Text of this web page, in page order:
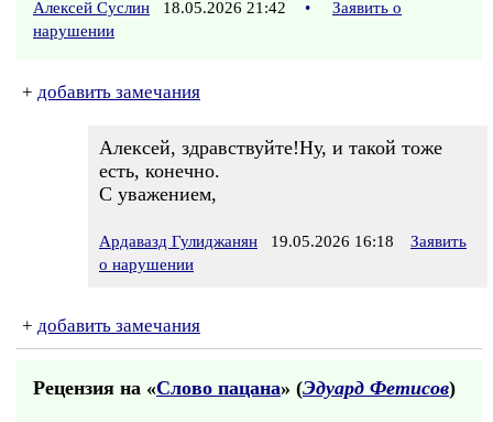
Алексей Суслин 18.05.2026 21:42 •
Заявить о
нарушении
+ добавить замечания
Алексей, здравствуйте!Ну, и такой тоже
есть, конечно.
С уважением,
Ардавазд Гулиджанян 19.05.2026 16:18
Заявить
о нарушении
+ добавить замечания
Рецензия на «Слово пацана» (Эдуард Фетисов)